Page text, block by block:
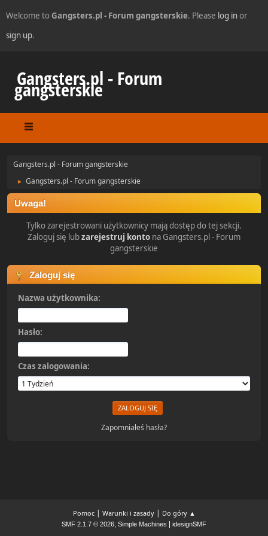
Welcome toGangsters.pl - Forum gangsterskie. Please log inor
sign up.
Gangsters.pl - Forum
gangsterskie
Gangsters.pl - Forum gangsterskie
► Gangsters.pl - Forum gangsterskie
Uwaga!
Tylko zarejestrowani użytkownicy mają dostęp do tej sekcji.
Zaloguj się lubzarejestruj konto na Gangsters.pl - Forum
gangsterskie
Zaloguj się
Nazwa użytkownika:
Hasło:
Czas zalogowania:
Zapomniałeś hasła?
Pomoc| Warunki i zasady| Do góry ▲
SMF 2.1.7 © 2026, Simple Machines idesignSMF